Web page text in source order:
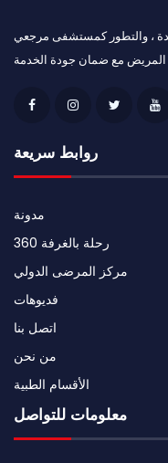
، والتطور كمستشفى مرجعي
مع ضمان جودة الخدمة
روابط سريعة
مدونة
رحلة بالغرفة 360
مركز المرضى الدولي
فديوهات
اتصل بنا
من نحن
الأقسام الطبية
معلومات للتواصل